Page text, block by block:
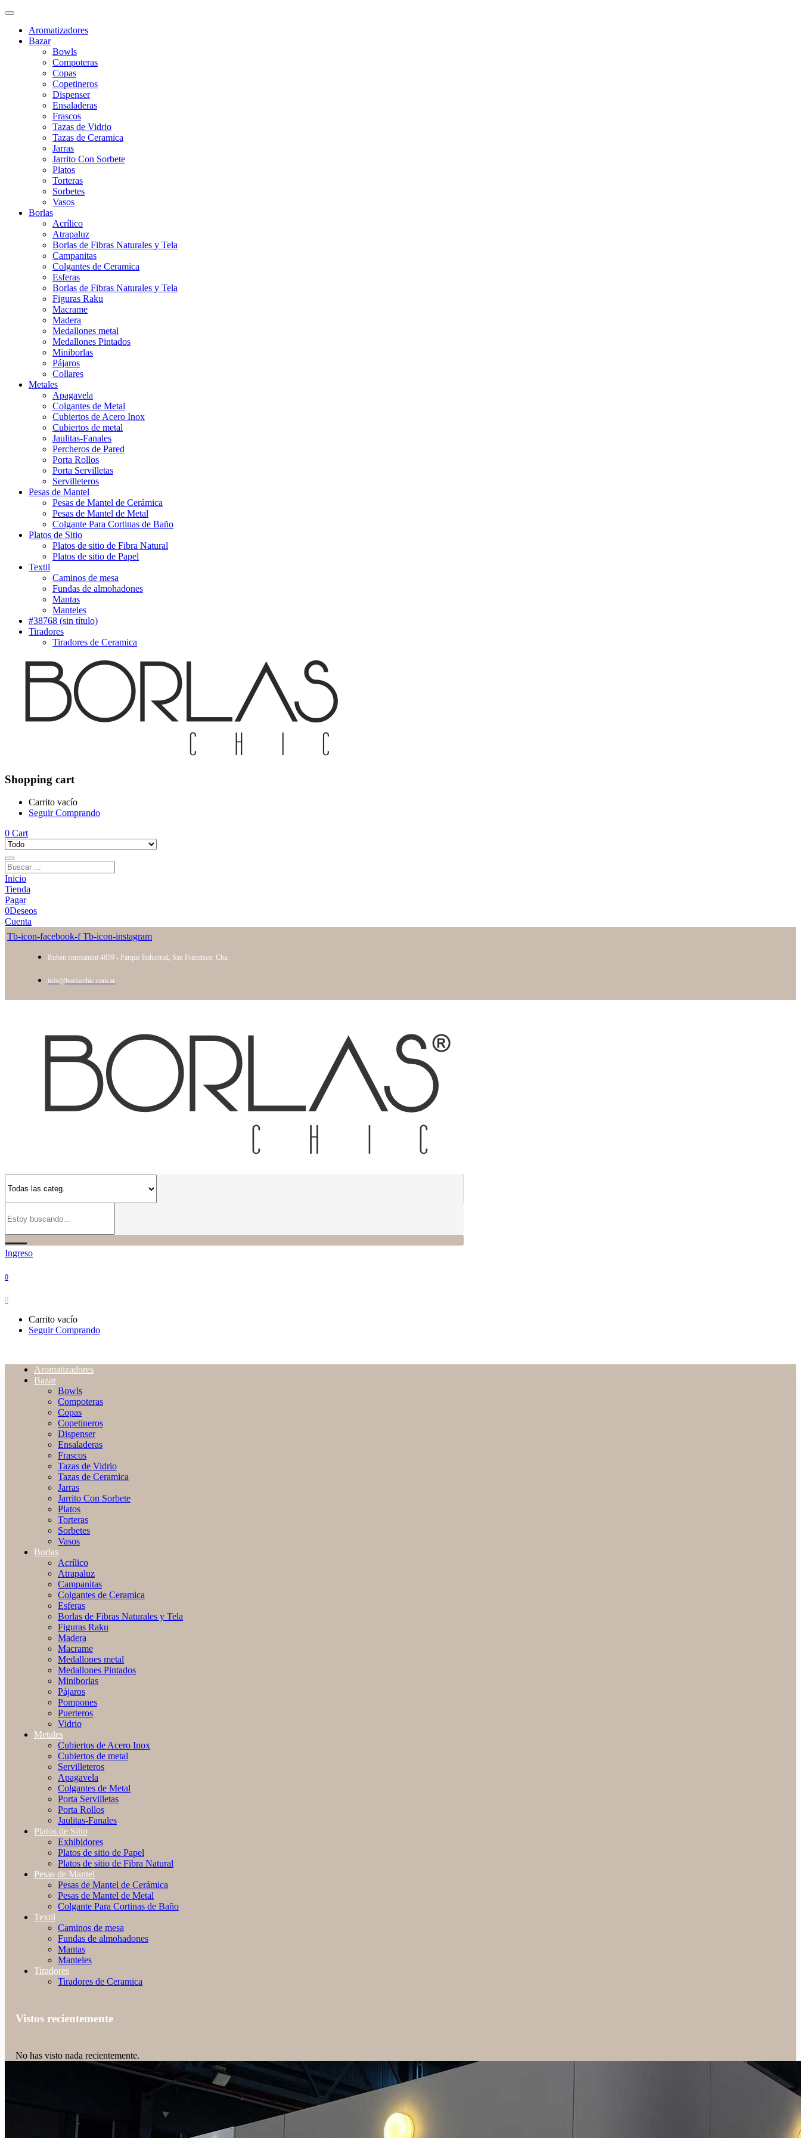
Aromatizadores
Bazar
Bowls
Compoteras
Copas
Copetineros
Dispenser
Ensaladeras
Frascos
Tazas de Vidrio
Tazas de Ceramica
Jarras
Jarrito Con Sorbete
Platos
Torteras
Sorbetes
Vasos
Borlas
Acrílico
Atrapaluz
Borlas de Fibras Naturales y Tela
Campanitas
Colgantes de Ceramica
Esferas
Borlas de Fibras Naturales y Tela
Figuras Raku
Macrame
Madera
Medallones metal
Medallones Pintados
Miniborlas
Pájaros
Collares
Metales
Apagavela
Colgantes de Metal
Cubiertos de Acero Inox
Cubiertos de metal
Jaulitas-Fanales
Percheros de Pared
Porta Rollos
Porta Servilletas
Servilleteros
Pesas de Mantel
Pesas de Mantel de Cerámica
Pesas de Mantel de Metal
Colgante Para Cortinas de Baño
Platos de Sitio
Platos de sitio de Fibra Natural
Platos de sitio de Papel
Textil
Caminos de mesa
Fundas de almohadones
Mantas
Manteles
#38768 (sin título)
Tiradores
Tiradores de Ceramica
Shopping cart
Carrito vacío
Seguir Comprando
0 Cart
Inicio
Tienda
Pagar
0Deseos
Cuenta
Tb-icon-facebook-f Tb-icon-instagram
Ruben constantini 4859 - Parque Industrial, San Francisco, Cba.
info@borlaschic.com.ar
Ingreso
0
0
Carrito vacío
Seguir Comprando
Aromatizadores
Bazar
Bowls
Compoteras
Copas
Copetineros
Dispenser
Ensaladeras
Frascos
Tazas de Vidrio
Tazas de Ceramica
Jarras
Jarrito Con Sorbete
Platos
Torteras
Sorbetes
Vasos
Borlas
Acrílico
Atrapaluz
Campanitas
Colgantes de Ceramica
Esferas
Borlas de Fibras Naturales y Tela
Figuras Raku
Madera
Macrame
Medallones metal
Medallones Pintados
Miniborlas
Pájaros
Pompones
Puerteros
Vidrio
Metales
Cubiertos de Acero Inox
Cubiertos de metal
Servilleteros
Apagavela
Colgantes de Metal
Porta Servilletas
Porta Rollos
Jaulitas-Fanales
Platos de Sitio
Exhibidores
Platos de sitio de Papel
Platos de sitio de Fibra Natural
Pesas de Mantel
Pesas de Mantel de Cerámica
Pesas de Mantel de Metal
Colgante Para Cortinas de Baño
Textil
Caminos de mesa
Fundas de almohadones
Mantas
Manteles
Tiradores
Tiradores de Ceramica
Vistos recientemente
No has visto nada recientemente.